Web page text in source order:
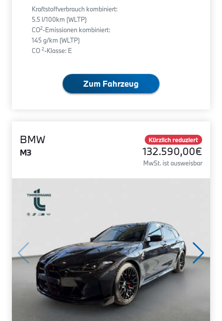
Kraftstoffverbrauch kombiniert:
5.5 l/100km (WLTP)
CO2-Emissionen kombiniert:
145 g/km (WLTP)
CO 2-Klasse: E
Zum Fahrzeug
BMW
M3
Kürzlich reduziert
132.590,00€
MwSt. ist ausweisbar